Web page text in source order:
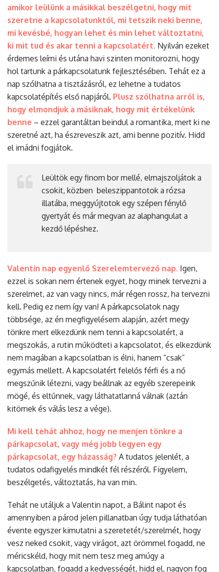
amikor leülünk a másikkal beszélgetni, hogy mit
szeretne a kapcsolatunktól, mi tetszik neki benne,
mi kevésbé, hogyan lehet és min lehet változtatni,
ki mit tud és akar tenni a kapcsolatért. Nyilván ezeket
érdemes leírni és utána havi szinten monitorozni, hogy
hol tartunk a párkapcsolatunk fejlesztésében. Tehát ez a
nap szólhatna a tisztázásról, ez lehetne a tudatos
kapcsolatépítés első napjáról. Plusz szólhatna arról is,
hogy elmondjuk a másiknak, hogy mit értékelünk
benne – ezzel garantáltan beindul a romantika, mert ki ne
szeretné azt, ha észreveszik azt, ami benne pozitív. Hidd
el imádni fogjátok.
Leültök egy finom bor mellé, elmajszoljátok a
csokit, közben beleszippantotok a rózsa
illatába, meggyújtotok egy szépen fénylő
gyertyát és már megvan az alaphangulat a
kezdő lépéshez.
Valentin nap egyenlő Szerelemtervező nap. Igen,
ezzel is sokan nem értenek egyet, hogy minek tervezni a
szerelmet, az van vagy nincs, már régen rossz, ha tervezni
kell. Pedig ez nem így van! A párkapcsolatok nagy
többsége, az én megfigyelésem alapján, azért megy
tönkre mert elkezdünk nem tenni a kapcsolatért, a
megszokás, a rutin működteti a kapcsolatot, és elkezdünk
nem magában a kapcsolatban is élni, hanem “csak”
egymás mellett. A kapcsolatért felelős férfi és a nő
megszűnik létezni, vagy beállnak az egyéb szerepeink
mögé, és eltűnnek, vagy láthatatlanná válnak (aztán
kitörnek és válás lesz a vége).
Mi kell tehát ahhoz, hogy ne menjen tönkre a
párkapcsolat, vagy még jobb legyen egy
párkapcsolat, egy házasság? A tudatos jelenlét, a
tudatos odafigyelés mindkét fél részéről. Figyelem,
beszélgetés, változtatás, ha van min.
Tehát ne utáljuk a Valentin napot, a Bálint napot és
amennyiben a párod jelen pillanatban úgy tudja láthatóan
évente egyszer kimutatni a szeretetét/szerelmét, hogy
vesz neked csokit, vagy virágot, azt örömmel fogadd, ne
méricskéld, hogy mit nem tesz meg amúgy a
kapcsolatban, fogadd a kedvességét, hidd el, nagyon fog